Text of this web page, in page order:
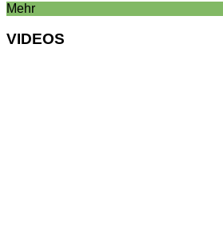
Mehr
VIDEOS